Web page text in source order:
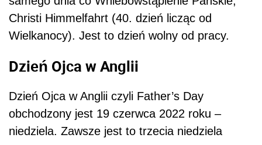
Christi Himmelfahrt (40. dzień licząc od
Wielkanocy). Jest to dzień wolny od pracy.
Dzień Ojca w Anglii
Dzień Ojca w Anglii czyli Father’s Day
obchodzony jest 19 czerwca 2022 roku –
niedziela. Zawsze jest to trzecia niedziela